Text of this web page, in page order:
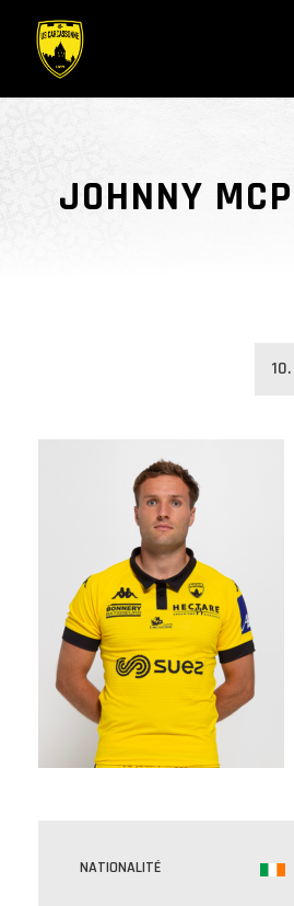
JOHNNY
NATIONALITÉ